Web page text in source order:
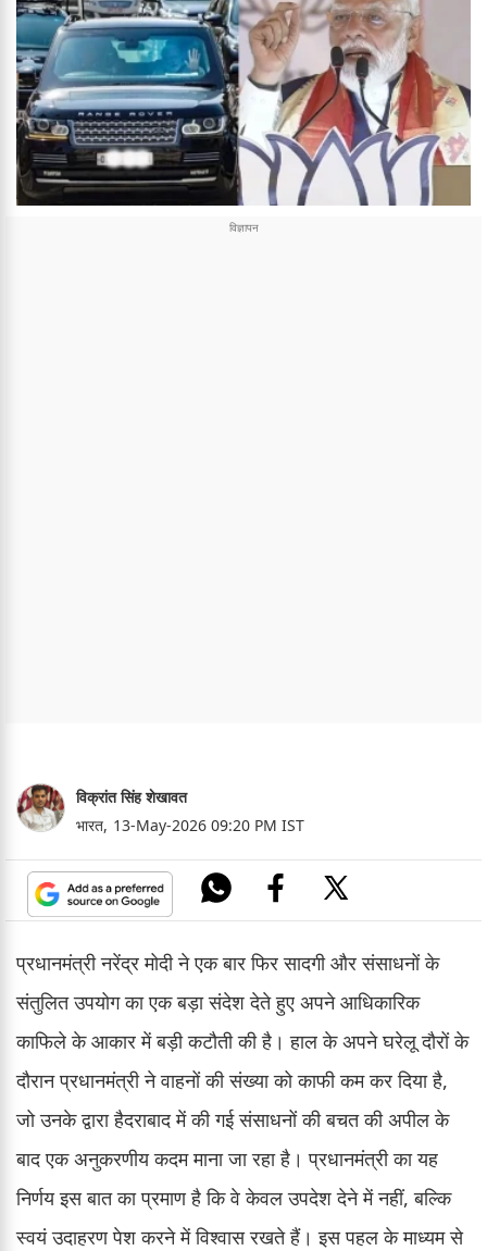
विक्रांत सिंह शेखावत
भारत, 13-May-2026 09:20 PM IST
प्रधानमंत्री नरेंद्र मोदी ने एक बार फिर सादगी और संसाधनों के
संतुलित उपयोग का एक बड़ा संदेश देते हुए अपने आधिकारिक
काफिले के आकार में बड़ी कटौती की है। हाल के अपने घरेलू दौरों के
दौरान प्रधानमंत्री ने वाहनों की संख्या को काफी कम कर दिया है,
जो उनके द्वारा हैदराबाद में की गई संसाधनों की बचत की अपील के
बाद एक अनुकरणीय कदम माना जा रहा है। प्रधानमंत्री का यह
निर्णय इस बात का प्रमाण है कि वे केवल उपदेश देने में नहीं, बल्कि
स्वयं उदाहरण पेश करने में विश्वास रखते हैं। इस पहल के माध्यम से